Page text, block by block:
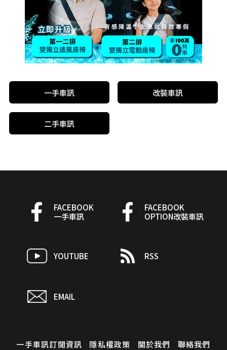
一手車訊 改裝車訊
二手車訊
FACEBOOK
一手車訊
FACEBOOK
OPTION改裝車訊
YOUTUBE RSS
EMAIL
一手車訊訂閱資訊 隱私權政策 關於我們 聯絡我們